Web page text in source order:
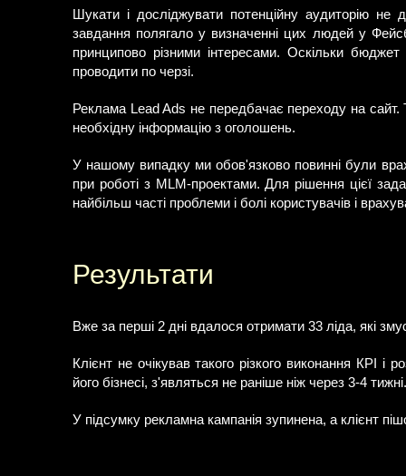
Шукати і досліджувати потенційну аудиторію
завдання полягало у визначенні цих людей у
принципово різними інтересами. Оскільки
проводити по черзі.
Реклама Lead Ads не передбачає переходу на сайт.
необхідну інформацію з оголошень.
У нашому випадку ми обов'язково повинні були
при роботі з MLM-проектами. Для рішення цієї
найбільш часті проблеми і болі користувачів і
Результати
Вже за перші 2 дні вдалося отримати 33 ліда, які
Клієнт не очікував такого різкого виконання КРІ і
його бізнесі, з'являться не раніше ніж через 3-4 тижні.
У підсумку рекламна кампанія зупинена, а клієнт